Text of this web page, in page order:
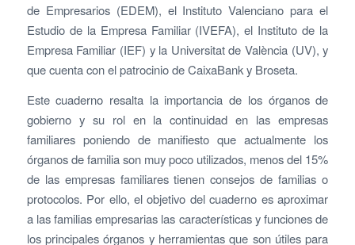
de Empresarios (EDEM), el Instituto Valenciano para el
Estudio de la Empresa Familiar (IVEFA), el Instituto de la
Empresa Familiar (IEF) y la Universitat de València (UV), y
que cuenta con el patrocinio de CaixaBank y Broseta.
Este cuaderno resalta la importancia de los órganos de
gobierno y su rol en la continuidad en las empresas
familiares poniendo de manifiesto que actualmente los
órganos de familia son muy poco utilizados, menos del 15%
de las empresas familiares tienen consejos de familias o
protocolos. Por ello, el objetivo del cuaderno es aproximar
a las familias empresarias las características y funciones de
los principales órganos y herramientas que son útiles para